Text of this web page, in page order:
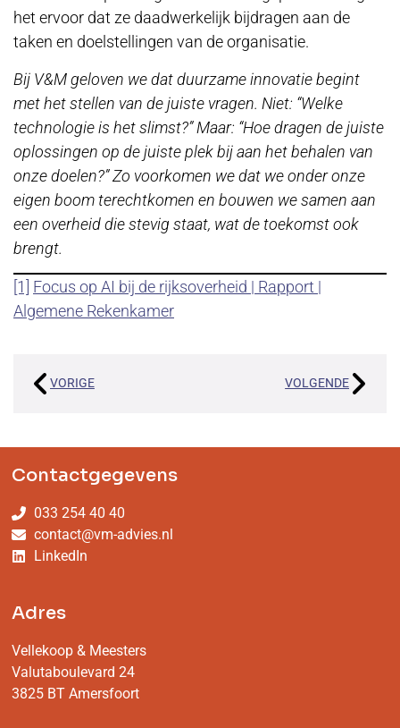
het ervoor dat ze daadwerkelijk bijdragen aan de
taken en doelstellingen van de organisatie.
Bij V&M geloven we dat duurzame innovatie begint
met het stellen van de juiste vragen. Niet: “Welke
technologie is het slimst?” Maar: “Hoe dragen de juiste
oplossingen op de juiste plek bij aan het behalen van
onze doelen?” Zo voorkomen we dat we onder onze
eigen boom terechtkomen en bouwen we samen aan
een overheid die stevig staat, wat de toekomst ook
brengt.
[1]
Focus op AI bij de rijksoverheid | Rapport |
Algemene Rekenkamer
VORIGE VOLGENDE
Contactgegevens
033 254 40 40
contact@vm-advies.nl
LinkedIn
Adres
Vellekoop & Meesters
Valutaboulevard 24
3825 BT Amersfoort